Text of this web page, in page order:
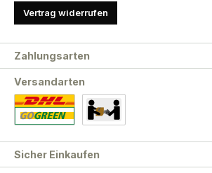
Vertrag widerrufen
Zahlungsarten
Versandarten
Sicher Einkaufen